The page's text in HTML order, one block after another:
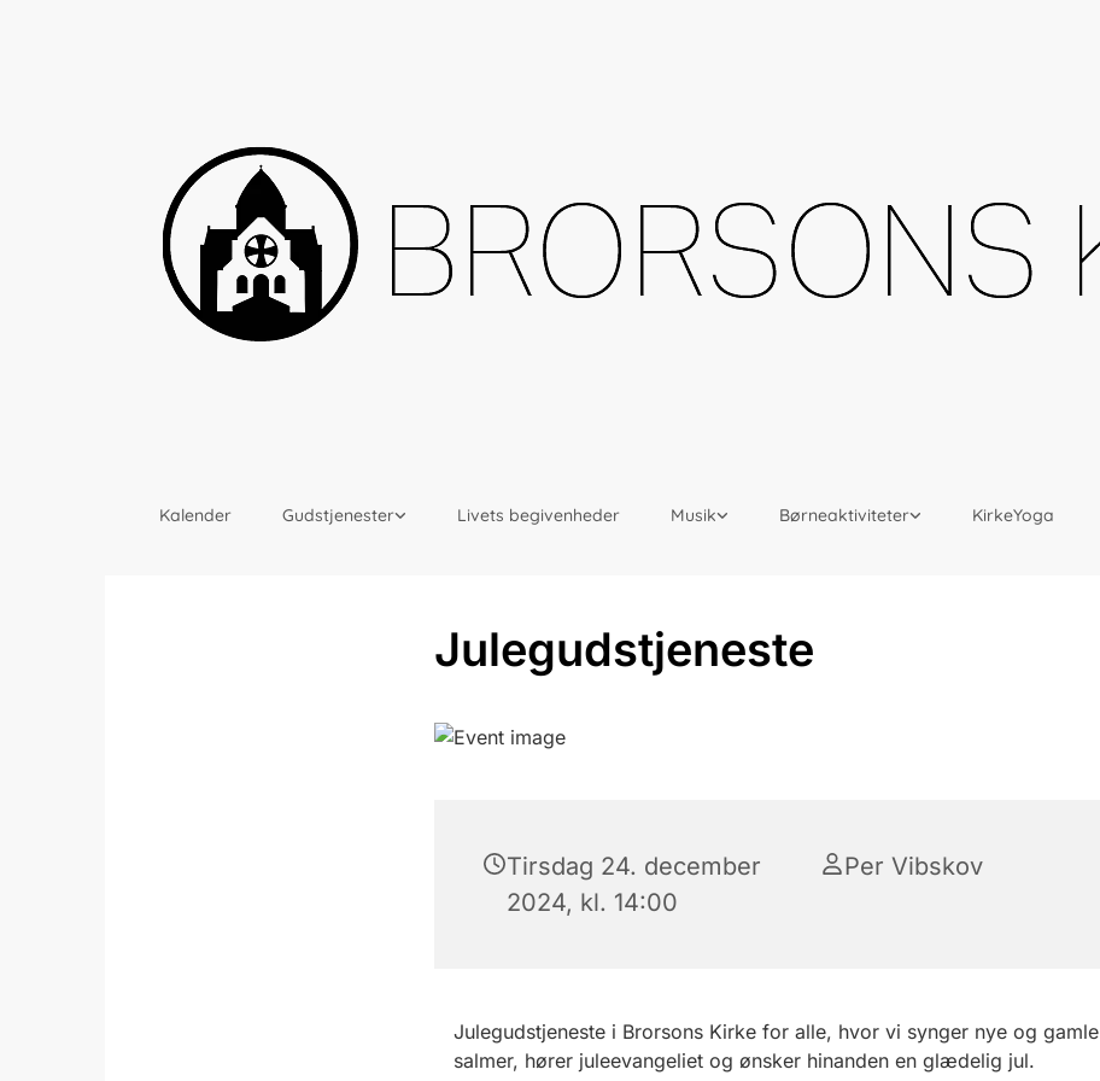
Kalender Gudstjenester Livets begivenheder Musik Børneaktiviteter KirkeYoga
Julegudstjeneste
Tirsdag 24. december
2024, kl. 14:00
Per Vibskov
Julegudstjeneste i Brorsons Kirke for alle, hvor vi synger nye og gamle
salmer, hører juleevangeliet og ønsker hinanden en glædelig jul.